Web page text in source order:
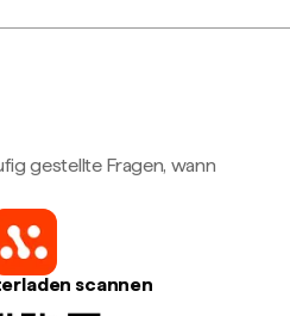
gestellte Fragen, wann
scannen